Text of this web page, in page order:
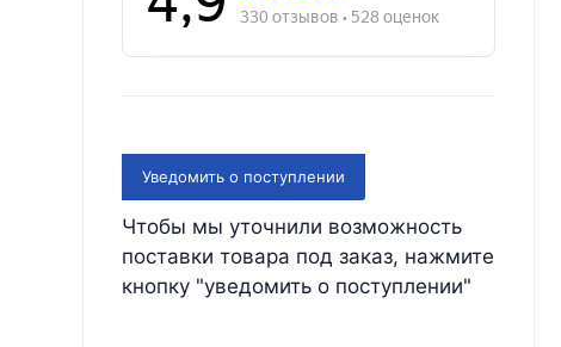
Уведомить о поступлении
Чтобы мы уточнили возможность
поставки товара под заказ, нажмите
кнопку "уведомить о поступлении"